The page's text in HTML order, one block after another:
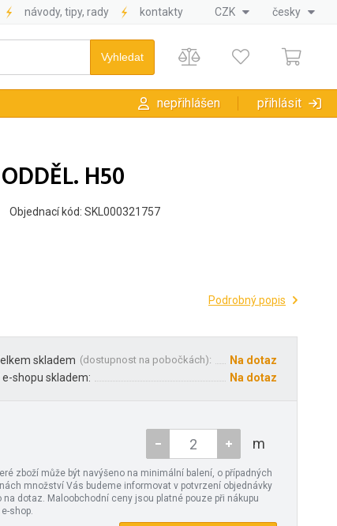
návody, tipy, rady kontakty CZK česky
nepřihlášen přihlásit
H50
Objednací kód: SKL000321757
Podrobný popis
skladem (dostupnost na pobočkách):
Na dotaz
e-shopu skladem:
Na dotaz
m
zboží může být navýšeno na minimální balení, o případných
množství Vás budeme informovat v potvrzení objednávky
na dotaz. Maloobchodní ceny jsou platné pouze při nákupu
shop.